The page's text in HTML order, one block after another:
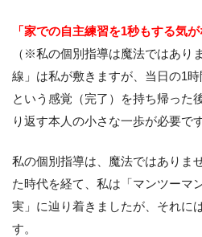
「家での自主練習を1秒もする気
（※私の個別指導は魔法ではあり
線」は私が敷きますが、当日の1時
という感覚（完了）を持ち帰った
り返す本人の小さな一歩が必要で
私の個別指導は、魔法ではありま
た時代を経て、私は「マンツーマ
実」に辿り着きましたが、それに
す。